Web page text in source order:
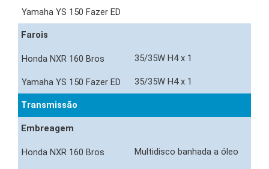
Farois
35/35W H4 x 1
35/35W H4 x 1
Transmissão
Embreagem
Multidisco banhada a óleo